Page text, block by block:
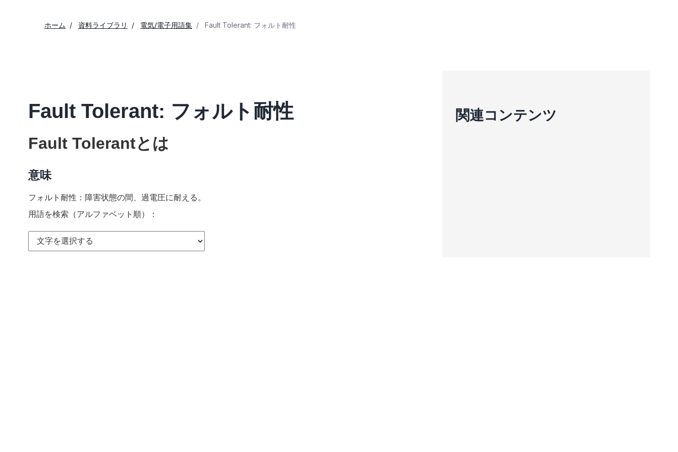
ホーム 資料ライブラリ 電気/電子用語集 Fault Tolerant: フォルト耐性
Fault Tolerant: フォルト耐性
Fault Tolerantとは
意味
フォルト耐性：障害状態の間、過電圧に耐える。
用語を検索（アルファベット順）：
関連コンテンツ